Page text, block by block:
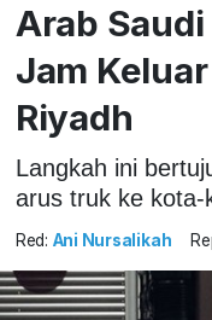
Arab
Jam
Riyadh
Langkah ini
arus truk ke kota-
Red: Ani Nursalikah